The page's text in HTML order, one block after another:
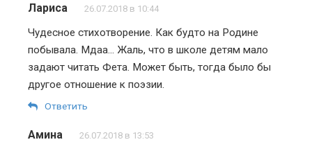
Лариса 26.07.2018 в 10:44
Чудесное стихотворение. Как будто на Родине
побывала. Мдаа… Жаль, что в школе детям мало
задают читать Фета. Может быть, тогда было бы
другое отношение к поэзии.
Ответить
Амина 26.07.2018 в 13:53